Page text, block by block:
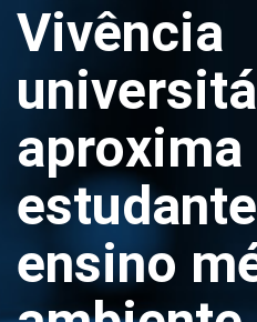
Vivência
aproxima
ensino